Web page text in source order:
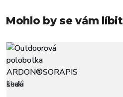
Mohlo by se vám líbit